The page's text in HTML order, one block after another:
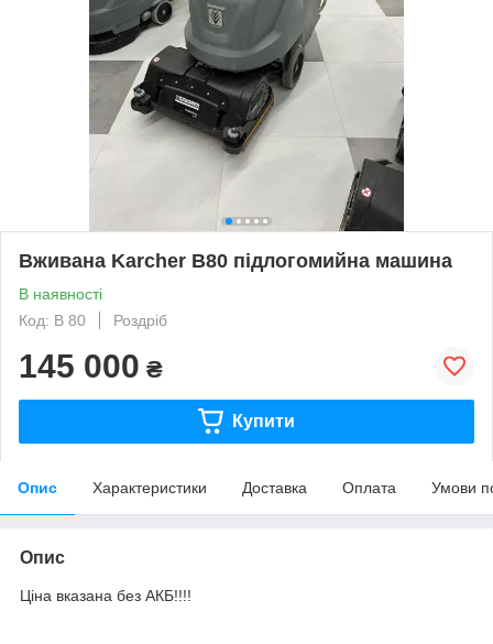
Вживана Karcher B80 підлогомийна машина
В наявності
Код: В 80
Роздріб
145 000 ₴
Купити
Опис Характеристики Доставка Оплата Умови
Опис
Ціна вказана без АКБ!!!!